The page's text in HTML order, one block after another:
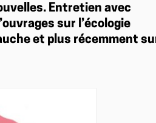
Entretien avec
sur l’écologie
et plus récemment